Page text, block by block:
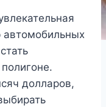
автомобильных
долларов,